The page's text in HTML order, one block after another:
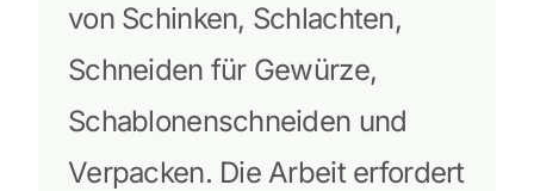
von Schinken, Schlachten,
Schneiden für Gewürze,
Schablonenschneiden und
Verpacken. Die Arbeit erfordert